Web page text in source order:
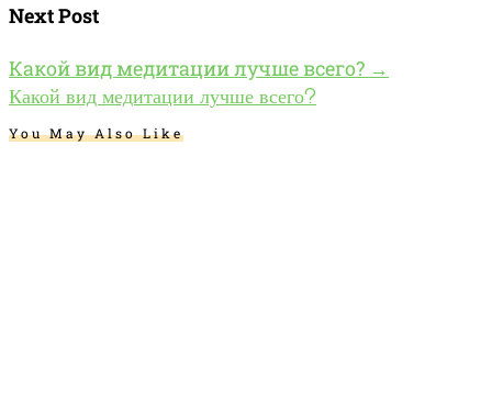
Next Post
Какой вид медитации лучше всего? →
Какой вид медитации лучше всего?
You May Also Like